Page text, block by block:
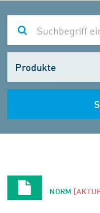
wählen
NORM